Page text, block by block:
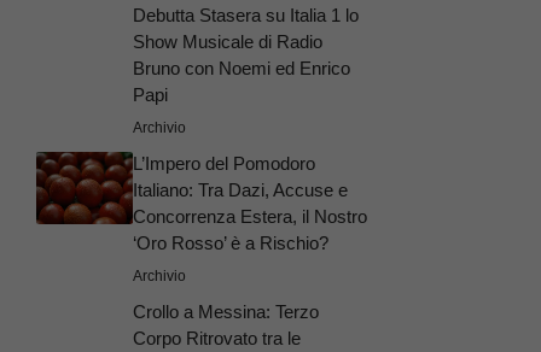
Debutta Stasera su Italia 1 lo
Show Musicale di Radio
Bruno con Noemi ed Enrico
Papi
Archivio
L’Impero del Pomodoro
Italiano: Tra Dazi, Accuse e
Concorrenza Estera, il Nostro
‘Oro Rosso’ è a Rischio?
Archivio
Crollo a Messina: Terzo
Corpo Ritrovato tra le